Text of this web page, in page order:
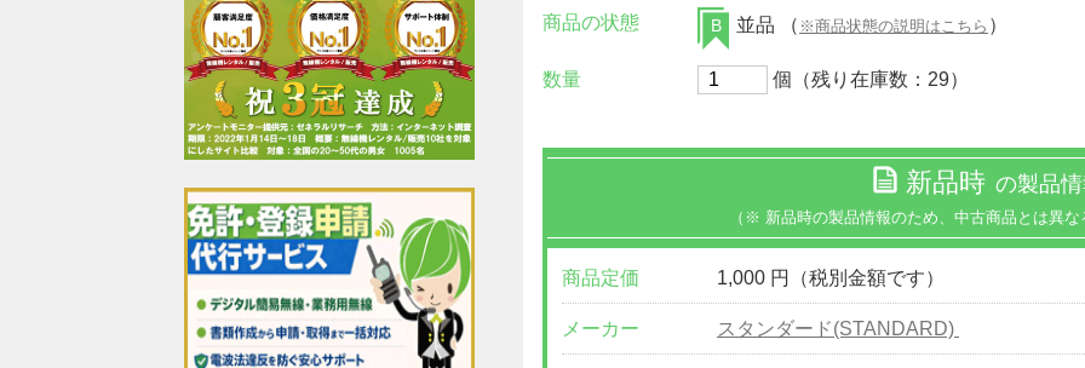
商品の状態 B 並品 （ ※商品状態の説明はこちら ）
数量 個（残り在庫数：29）
新品時 の製品
（※ 新品時の製品情報のため、中古商品とは異
商品定価 1,000 円（税別金額です）
メーカー スタンダード(STANDARD)